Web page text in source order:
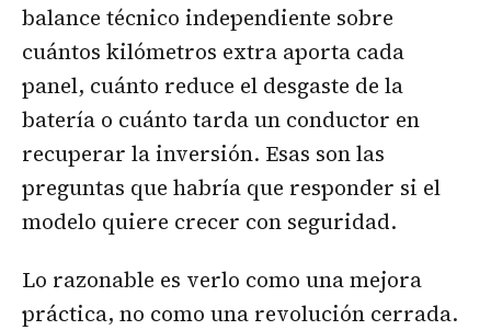
balance técnico independiente sobre
cuántos kilómetros extra aporta cada
panel, cuánto reduce el desgaste de la
batería o cuánto tarda un conductor en
recuperar la inversión. Esas son las
preguntas que habría que responder si el
modelo quiere crecer con seguridad.
Lo razonable es verlo como una mejora
práctica, no como una revolución cerrada.